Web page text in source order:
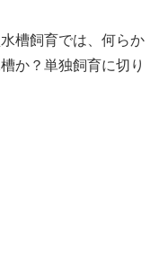
槽飼育では、何らか
か？単独飼育に切り